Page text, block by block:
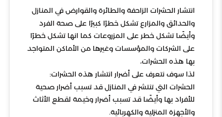
انتشار الحشرات الزاحفة والطائرة والقوارض في المنازل
والحدائق والمزارع تشكل خطرًا كبيرًا على صحة الفرد
وأيضًا تشكل خطر على المزروعات كما انها تشكل خطرًا
على الشركات والمؤسسات وغيرها من الأماكن المتواجد
بها هذه الحشرات،
لذا سوف نتعرف على أضرار انتشار هذه الحشرات:
الحشرات التي تنتشر في المنازل قد تسبب أضرار صحية
للأفراد بها وأيضًا قد تسبب أضرار وخيمة لقطع الأثاث
والأجهزة المنزلية والكهربائية.